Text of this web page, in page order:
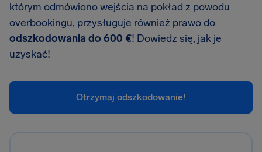
którym odmówiono wejścia na pokład z powodu
overbookingu, przysługuje również prawo do
odszkodowania do 600 €! Dowiedz się, jak je
uzyskać!
Otrzymaj odszkodowanie!